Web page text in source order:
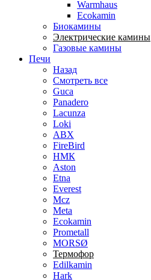
Warmhaus
Ecokamin
Биокамины
Электрические камины
Газовые камины
Печи
Назад
Смотреть все
Guca
Panadero
Lacunza
Loki
ABX
FireBird
НМК
Aston
Etna
Everest
Mcz
Meta
Ecokamin
Prometall
MORSØ
Термофор
Edilkamin
Hark